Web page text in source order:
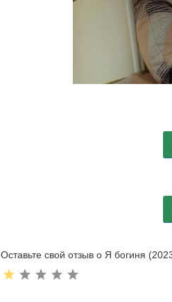
Оставьте свой отзыв о Я богиня